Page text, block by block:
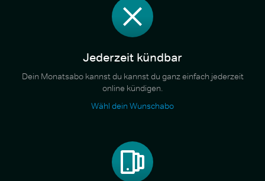
Jederzeit kündbar
Dein Monatsabo kannst du kannst du ganz einfach jederzeit
online kündigen.
Wähl dein Wunschabo